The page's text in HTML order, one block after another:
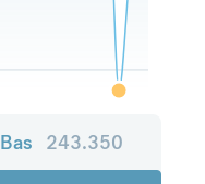
Bas 243.350